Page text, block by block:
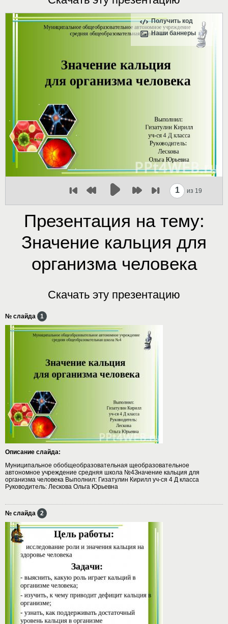
Получить код
Наши баннеры
1 из 19
Презентация на тему:
Значение кальция для
организма человека
Скачать эту презентацию
№ слайда 1
Описание слайда:
Муниципальное обобщеобразовательная щеобразовательное
автономное учреждение средняя школа №4Значение кальция для
организма человека Выполнил: Гизатулин Кирилл уч-ся 4 Д класса
Руководитель: Лескова Ольга Юрьевна
№ слайда 2